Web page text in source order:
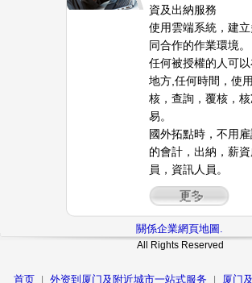
資及出納服務
使用雲端系統，建
同合作的作業環境。
任何被授權的人可
地方,任何時間，使
核，查詢，覆核，
易。
國外拓點時，不用
的會計，出納，薪資
員，資訊人員。
關係企業網頁地圖.
All Rights Reserved
首页 外资到厦门及附近城市一站式服务 厦门